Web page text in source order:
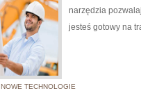
narzędzia
jesteś gotowy na
NOWE TECHNOLOGIE